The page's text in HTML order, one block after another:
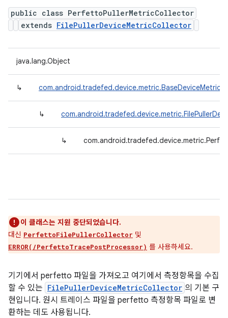
public class PerfettoPullerMetricCollector
extends FilePullerDeviceMetricCollector
java.lang.Object
↳
↳
↳
이 클래스는 지원 중단되었습니다.
대신 PerfettoFilePullerCollector 및
ERROR(/PerfettoTracePostProcessor) 를 사용하세요.
기기에서 perfetto 파일을 가져오고 여기에서 측정항목을 수집
할 수 있는 FilePullerDeviceMetricCollector 의 기본 구
현입니다. 원시 트레이스 파일을 perfetto 측정항목 파일로 변
환하는 데도 사용됩니다.